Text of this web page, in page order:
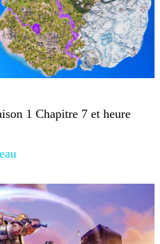
1 Chapitre 7 et heure